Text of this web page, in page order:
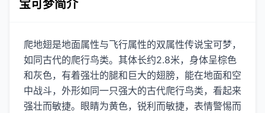
宝可梦简介
爬地翅是地面属性与飞行属性的双属性传说宝可梦，
如同古代的爬行鸟类。其体长约2.8米，身体呈棕色
和灰色，有着强壮的腿和巨大的翅膀，能在地面和空
中战斗，外形如同一只强大的古代爬行鸟类，看起来
强壮而敏捷。眼睛为黄色，锐利而敏捷，表情警惕而